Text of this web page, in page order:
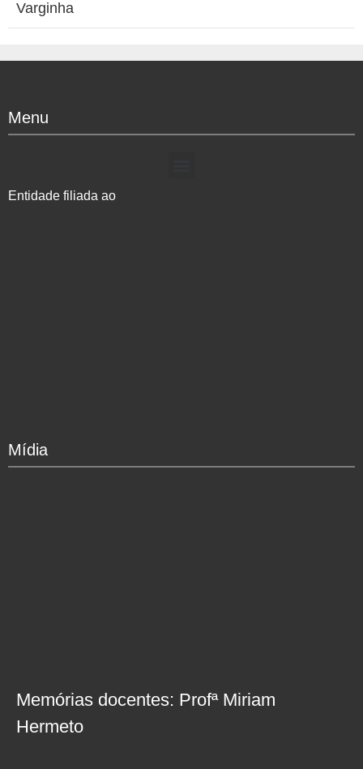
Varginha
Menu
Entidade filiada ao
Mídia
Memórias docentes: Profª Miriam
Hermeto